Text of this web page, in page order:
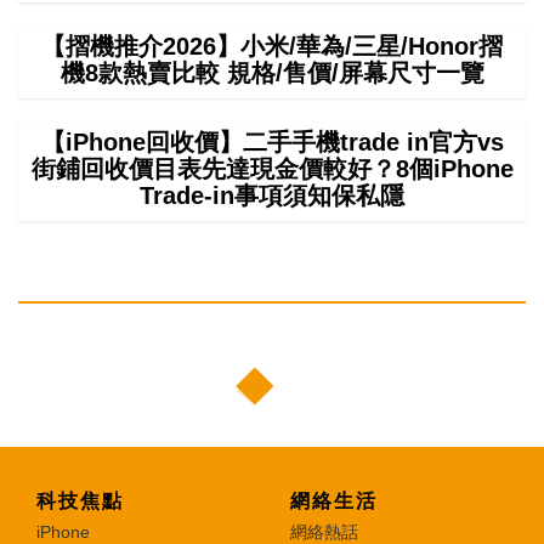
【摺機推介2026】小米/華為/三星/Honor摺
機8款熱賣比較 規格/售價/屏幕尺寸一覽
【iPhone回收價】二手手機trade in官方vs
街鋪回收價目表先達現金價較好？8個iPhone
Trade-in事項須知保私隱
科技焦點
iPhone
網絡生活
網絡熱話